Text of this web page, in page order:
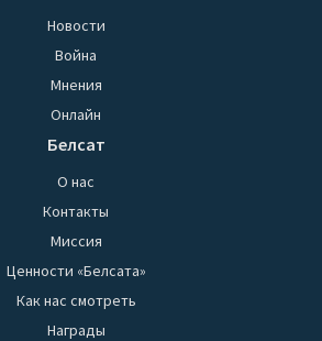
Новости
Война
Мнения
Онлайн
Белсат
О нас
Контакты
Миссия
Ценности «Белсата»
Как нас смотреть
Награды